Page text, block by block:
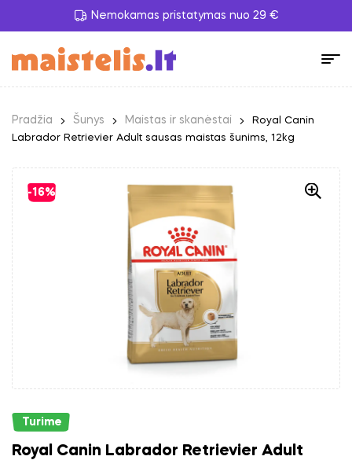
Nemokamas pristatymas nuo 29 €
Pradžia Šunys Maistas ir skanėstai
Royal Canin
Labrador Retrievier Adult sausas maistas šunims, 12kg
-16%
Turime
Royal Canin Labrador Retrievier Adult